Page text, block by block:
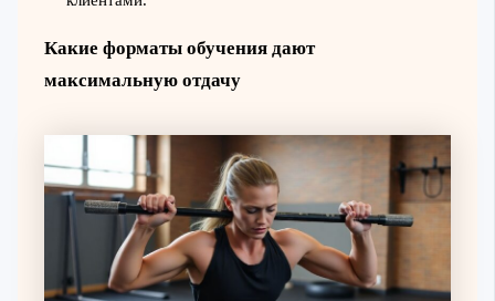
Какие форматы обучения дают
максимальную отдачу